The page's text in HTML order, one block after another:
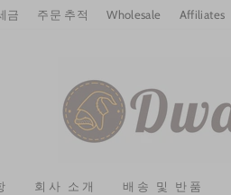
금 주문 추적 Wholesale Affiliates
회사 소개 배송 및 반품